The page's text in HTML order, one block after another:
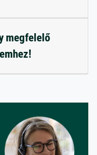
megfelelő